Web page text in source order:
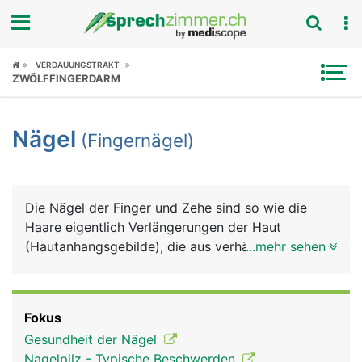
Fokus
Symptome
News
Rubriken
VERDAUUNGSTRAKT
ZWÖLFFINGERDARM
Nägel (Fingernägel)
Die Nägel der Finger und Zehe sind so wie die
Haare eigentlich Verlängerungen der Haut
(Hautanhangsgebilde), die aus verhärteten
verankert ist. Von dort aus schiebt sich die
Nagelplatte auf dem Nagelbett nach vorne. Das
...mehr sehen
Fokus
Gesundheit der Nägel
Nagelpilz - Typische Beschwerden